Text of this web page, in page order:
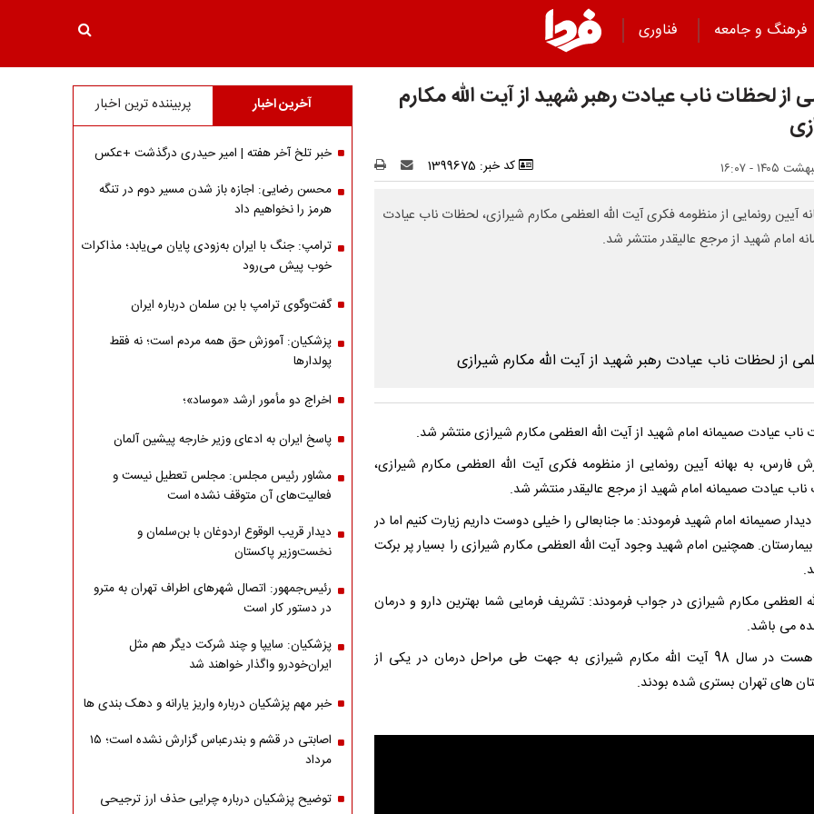
فرهنگ و جامعه فناوری
از لحظات ناب عیادت رهبر شهید از آیت الله مکارم
کد خبر: 1399675
آیین رونمایی از منظومه فکری آیت الله العظمی مکارم شیرازی، لحظات ناب عیادت
امام شهید از مرجع عالیقدر منتشر شد.
عیادت صمیمانه امام شهید از آیت الله العظمی مکارم شیرازی منتشر شد.
فارس، به بهانه آیین رونمایی از منظومه فکری آیت الله العظمی مکارم شیرازی،
عیادت صمیمانه امام شهید از مرجع عالیقدر منتشر شد.
صمیمانه امام شهید فرمودند: ما جنابعالی را خیلی دوست داریم زیارت کنیم اما در
همچنین امام شهید وجود آیت الله العظمی مکارم شیرازی را بسیار پر برکت
العظمی مکارم شیرازی در جواب فرمودند: تشریف فرمایی شما بهترین دارو و درمان
می باشد.
گفتنی هست در سال 98 آیت الله مکارم شیرازی به جهت طی مراحل درمان در یکی از
های تهران بستری شده بودند.
آخرین اخبار پربیننده ترین اخبار
خبر تلخ آخر هفته | امیر حیدری درگذشت +عکس
محسن رضایی: اجازه باز شدن مسیر دوم در تنگه
هرمز را نخواهیم داد
ترامپ: جنگ با ایران به‌زودی پایان می‌یابد؛ مذاکرات
خوب پیش می‌رود
گفت‌وگوی ترامپ با بن سلمان درباره ایران
پزشکیان: آموزش حق همه مردم است؛ نه فقط
پولدارها
اخراج دو مأمور ارشد «موساد»؛
پاسخ ایران به ادعای وزیر خارجه پیشین آلمان
مشاور رئیس مجلس: مجلس تعطیل نیست و
فعالیت‌های آن متوقف نشده است
دیدار قریب الوقوع اردوغان با بن‌سلمان و
نخست‌وزیر پاکستان
رئیس‌جمهور: اتصال شهرهای اطراف تهران به مترو
در دستور کار است
پزشکیان: سایپا و چند شرکت دیگر هم مثل
ایران‌خودرو واگذار خواهند شد
خبر مهم پزشکیان درباره واریز یارانه و دهک بندی ها
اصابتی در قشم و بندرعباس گزارش نشده است؛ ۱۵
مرداد
توضیح پزشکیان درباره چرایی حذف ارز ترجیحی